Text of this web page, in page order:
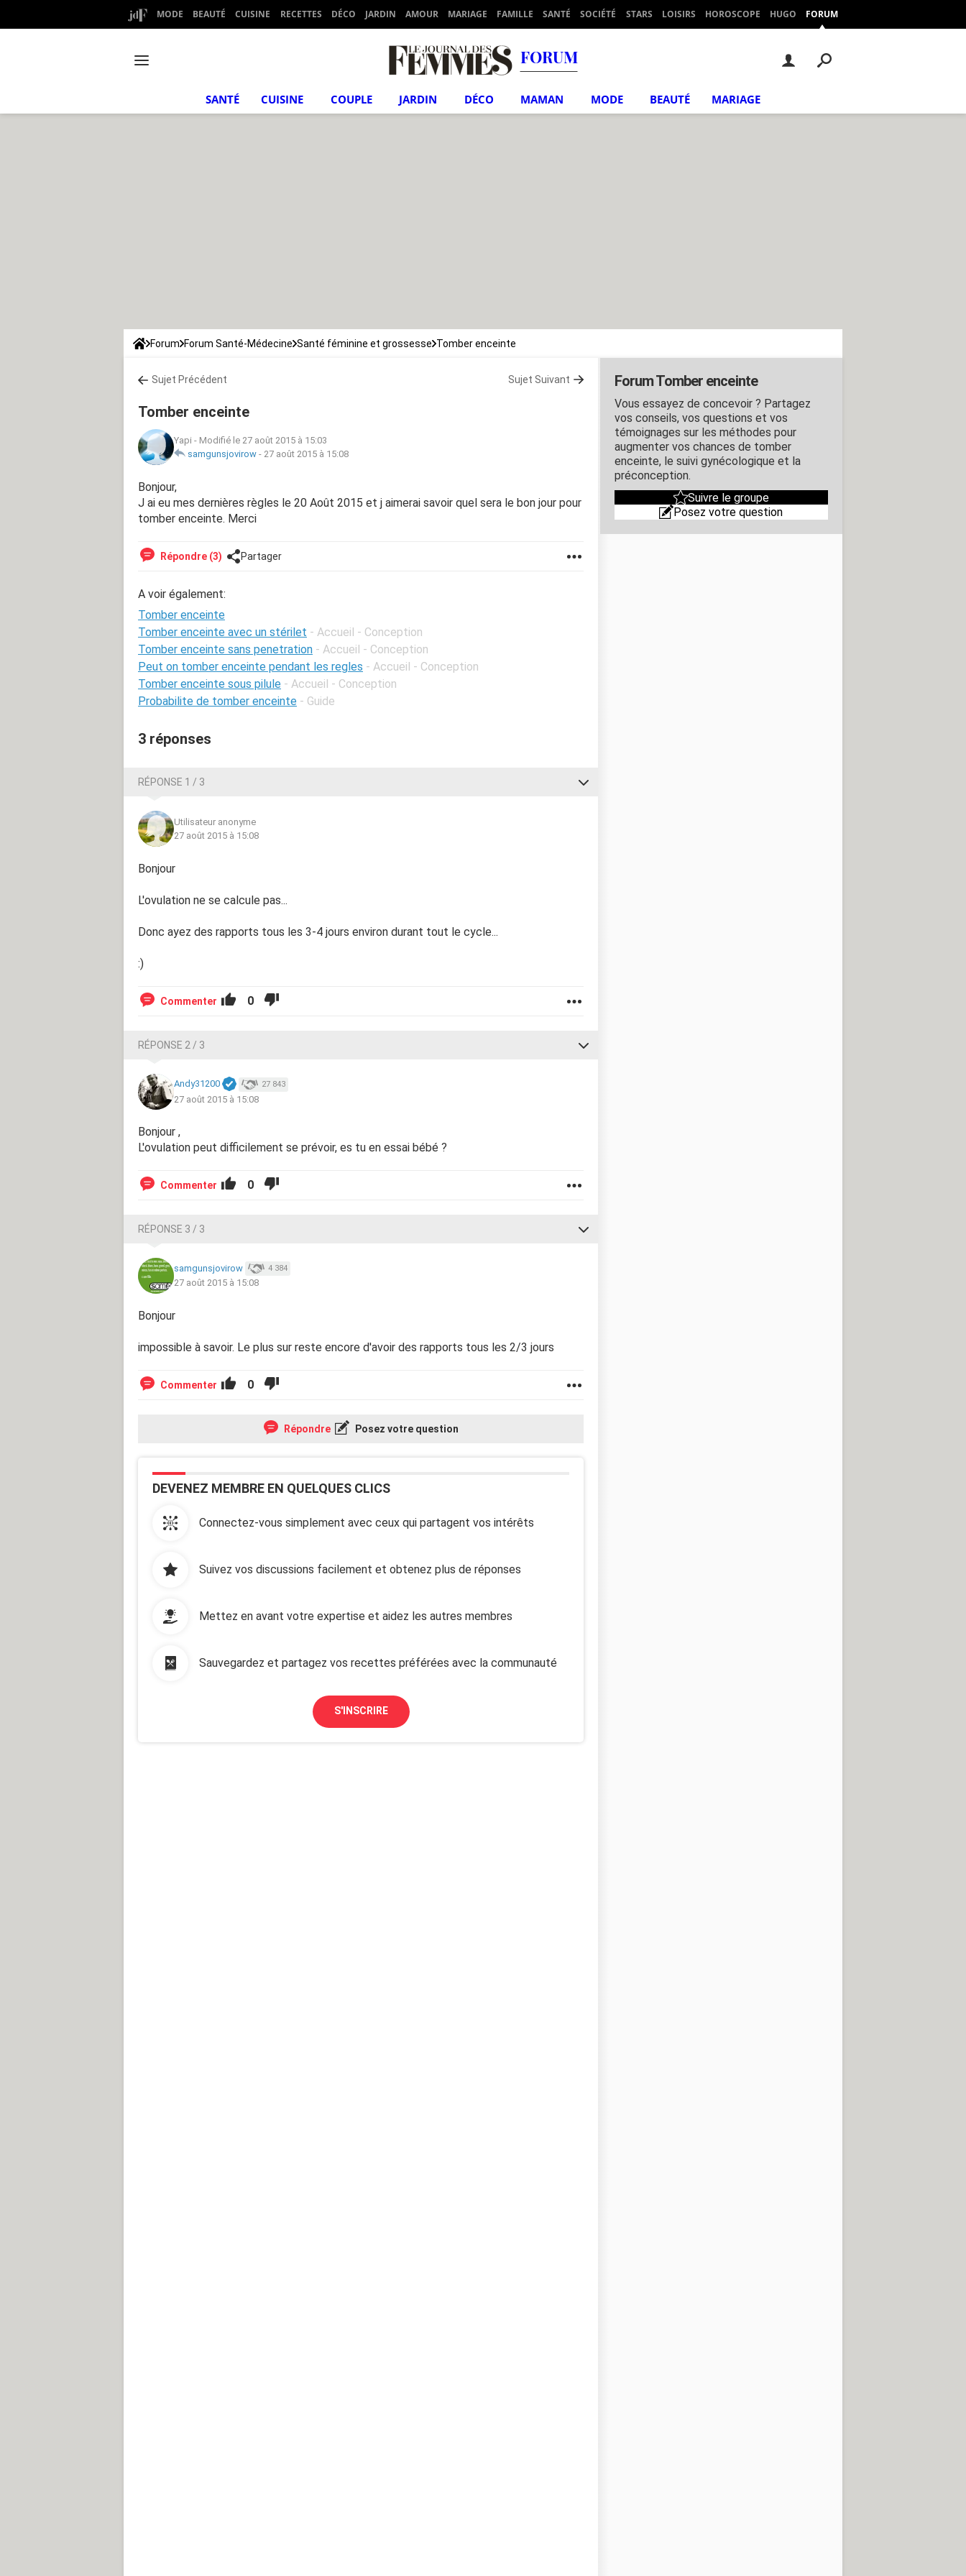
MODE BEAUTÉ CUISINE RECETTES DÉCO JARDIN AMOUR MARIAGE FAMILLE SANTÉ SOCIÉTÉ STARS LOISIRS HOROSCOPE HUGO FORUM
FORUM
SANTÉ CUISINE COUPLE JARDIN DÉCO MAMAN MODE BEAUTÉ MARIAGE
Forum Forum Santé-Médecine Santé féminine et grossesse Tomber enceinte
Sujet Précédent Sujet Suivant
Tomber enceinte
Yapi - Modifié le 27 août 2015 à 15:03
samgunsjovirow - 27 août 2015 à 15:08
Bonjour,
J ai eu mes dernières règles le 20 Août 2015 et j aimerai savoir quel sera le bon jour pour
tomber enceinte. Merci
Répondre (3) Partager
A voir également:
Tomber enceinte
Tomber enceinte avec un stérilet - Accueil - Conception
Tomber enceinte sans penetration - Accueil - Conception
Peut on tomber enceinte pendant les regles - Accueil - Conception
Tomber enceinte sous pilule - Accueil - Conception
Probabilite de tomber enceinte - Guide
3 réponses
RÉPONSE 1 / 3
Utilisateur anonyme
27 août 2015 à 15:08
Bonjour
L'ovulation ne se calcule pas...
Donc ayez des rapports tous les 3-4 jours environ durant tout le cycle...
:)
Commenter 0
RÉPONSE 2 / 3
Andy31200 27 843
27 août 2015 à 15:08
Bonjour ,
L'ovulation peut difficilement se prévoir, es tu en essai bébé ?
Commenter 0
RÉPONSE 3 / 3
samgunsjovirow 4 384
27 août 2015 à 15:08
Bonjour
impossible à savoir. Le plus sur reste encore d'avoir des rapports tous les 2/3 jours
Commenter 0
Répondre Posez votre question
DEVENEZ MEMBRE EN QUELQUES CLICS
Connectez-vous simplement avec ceux qui partagent vos intérêts
Suivez vos discussions facilement et obtenez plus de réponses
Mettez en avant votre expertise et aidez les autres membres
Sauvegardez et partagez vos recettes préférées avec la communauté
S'INSCRIRE
Forum Tomber enceinte
Vous essayez de concevoir ? Partagez
vos conseils, vos questions et vos
témoignages sur les méthodes pour
augmenter vos chances de tomber
enceinte, le suivi gynécologique et la
préconception.
Suivre le groupe
Posez votre question